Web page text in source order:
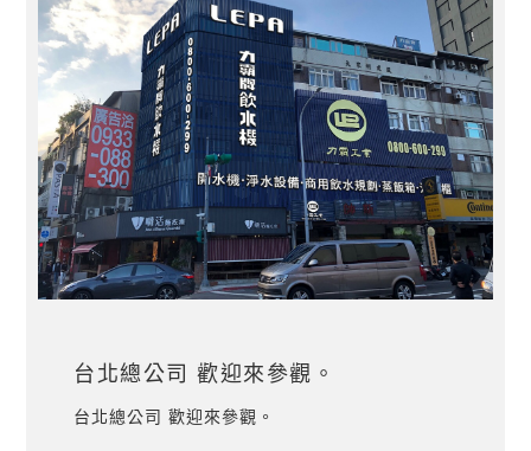
台北總公司 歡迎來參觀。
台北總公司 歡迎來參觀。